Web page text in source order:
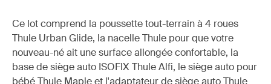
Ce lot comprend la poussette tout-terrain à 4 roues
Thule Urban Glide, la nacelle Thule pour que votre
nouveau-né ait une surface allongée confortable, la
base de siège auto ISOFIX Thule Alfi, le siège auto pour
bébé Thule Maple et l'adaptateur de siège auto Thule